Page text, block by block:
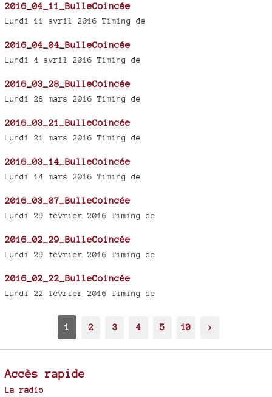
2016_04_11_BulleCoincée
Lundi 11 avril 2016 Timing de
2016_04_04_BulleCoincée
Lundi 4 avril 2016 Timing de
2016_03_28_BulleCoincée
Lundi 28 mars 2016 Timing de
2016_03_21_BulleCoincée
Lundi 21 mars 2016 Timing de
2016_03_14_BulleCoincée
Lundi 14 mars 2016 Timing de
2016_03_07_BulleCoincée
Lundi 29 février 2016 Timing de
2016_02_29_BulleCoincée
Lundi 29 février 2016 Timing de
2016_02_22_BulleCoincée
Lundi 22 février 2016 Timing de
1 2 3 4 5 10 >
Accès rapide
La radio